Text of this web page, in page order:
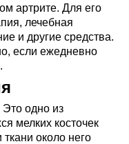
артрите. Для его
лечебная
и другие средства.
если ежедневно
Это одно из
мелких косточек
около него